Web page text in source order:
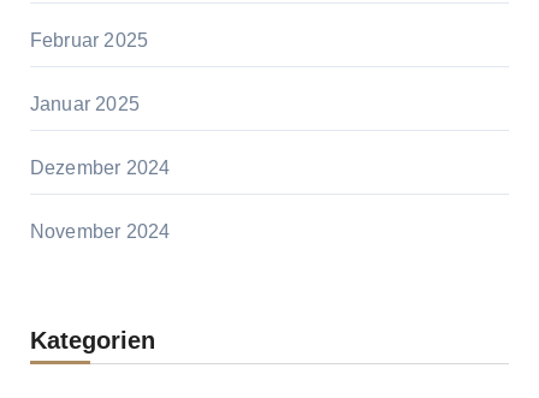
Februar 2025
Januar 2025
Dezember 2024
November 2024
Kategorien